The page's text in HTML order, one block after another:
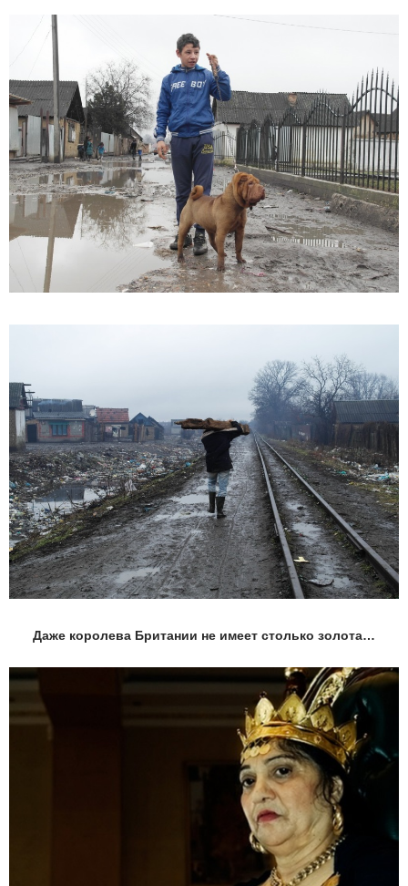
Даже королева Британии не имеет столько золота…